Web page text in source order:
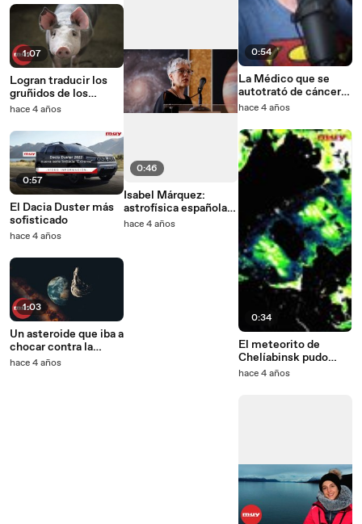
1:07
Logran traducir los
gruñidos de los
cerdos
hace 4 años
0:57
El Dacia Duster más
sofisticado
hace 4 años
1:03
Un asteroide que iba a
chocar contra la
Tierra en 2023 resulta
hace 4 años
0:46
Isabel Márquez:
astrofísica española
se adentra en el
hace 4 años
0:54
La Médico que se
autotrató de cáncer
de mama. La historia
hace 4 años
0:34
El meteorito de
Chelíabinsk pudo
estar involucrado en
hace 4 años